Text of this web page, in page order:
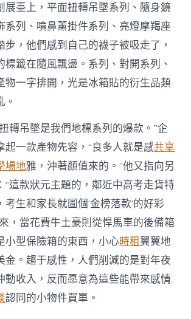
展臺上，平面扭轉吊墜系列、隨身鏡
系列、噴鼻薰掛件系列、亮燈摩羯座
步，他們感到自己的襪子被吸走了，
標籤在隨風飄盪。系列、對開系列、
物一字排開，光是冰箱貼的衍生品類
轉吊墜是我們地標系列的爆款。”企
起一款產物先容，“良多人就是感共享
場地雅，沖著顏值來的。”他又指向另
“這款狀元主題的，鄰近中高考走貨特
考生和家長就圖個‘金榜落款’的好彩
，當花費牛土豪則從悍馬車的後備箱
小型保險箱的東西，小心時租翼翼地
金。趨于感性，人們削減的是對年夜
動收入，反而愿意為這些能帶來感情
認同的小物件買單。